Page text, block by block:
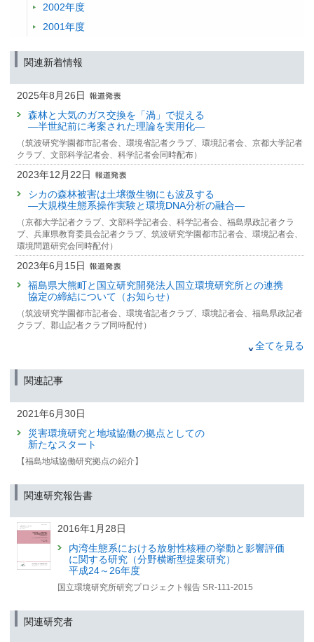
2002年度
2001年度
関連新着情報
2025年8月26日
森林と大気のガス交換を「渦」で捉える
—半世紀前に考案された理論を実用化—
（筑波研究学園都市記者会、環境省記者クラブ、環境記者会、京都大学記者
クラブ、⽂部科学記者会、科学記者会同時配布）
2023年12月22日
シカの森林被害は土壌微生物にも波及する
—大規模生態系操作実験と環境DNA分析の融合—
（京都大学記者クラブ、文部科学記者会、科学記者会、福島県政記者クラ
ブ、兵庫県教育委員会記者クラブ、筑波研究学園都市記者会、環境記者会、
環境問題研究会同時配付）
2023年6月15日
福島県大熊町と国立研究開発法人国立環境研究所との連携
協定の締結について（お知らせ）
（筑波研究学園都市記者会、環境省記者クラブ、環境記者会、福島県政記者
クラブ、郡山記者クラブ同時配付）
—福島県の営農再開水田等で実証—
省記者クラブ、環境記者会、農政クラブ、農林記者会、農業技術クラブ、青
森県政記者クラブ、岩手県政記者クラブ、宮城県政記者クラブ、秋田県政記
者クラブ、山形県政記者クラブ同時配付）
2022年10月7日
国際共同研究プロジェクトの発足記念式典を
—熱帯林のレジリエンスを高め、持続的な産業への改善を
目指す—
2022年7月14日
水生昆虫への放射性セシウム粒子の移行を解明
—体組織への吸収は確認されず—
（筑波研究学園都市記者会、環境省記者クラブ、環境記者会、郡山記者クラ
ブ、エネルギー記者会、文部科学記者会・科学記者会、原子力規制庁記者会
業技術クラブ、東北6県県政記者会同時配付）
2022年2月25日
全てを見る
関連記事
2021年6月30日
災害環境研究と地域協働の拠点としての
新たなスタート
【福島地域協働研究拠点の紹介】
関連研究報告書
2016年1月28日
内湾生態系における放射性核種の挙動と影響評価
に関する研究（分野横断型提案研究）
平成24～26年度
国立環境研究所研究プロジェクト報告 SR-111-2015
関連研究者